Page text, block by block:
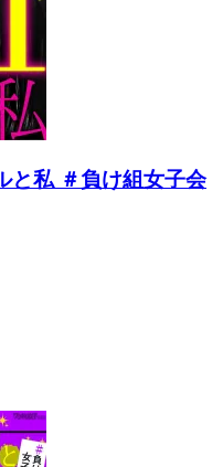
と私 ＃負け組女子会